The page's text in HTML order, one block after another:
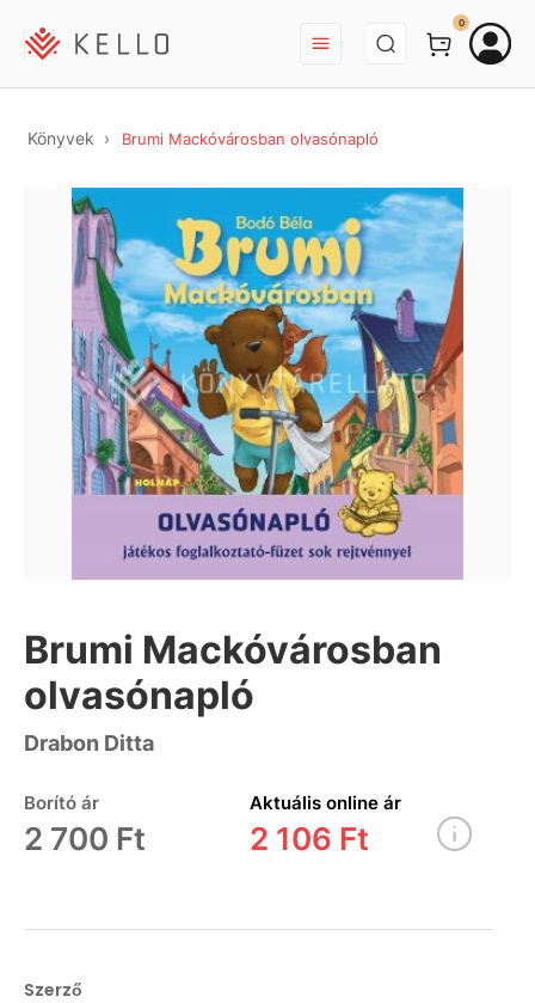
BEJELENTKEZÉS
0
Könyvek Brumi Mackóvárosban olvasónapló
Brumi Mackóvárosban
olvasónapló
Drabon Ditta
Borító ár
2 700 Ft
Aktuális online ár
2 106 Ft
Szerző